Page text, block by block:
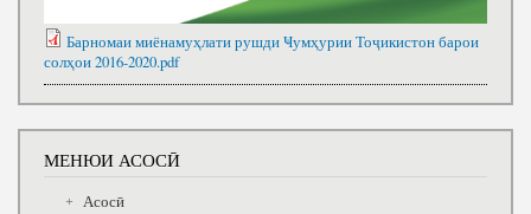
Барномаи миёнамуҳлати рушди Ҹумҳурии Тоҷикистон барои
солҳои 2016-2020.pdf
МЕНЮИ АСОСӢ
Асосӣ